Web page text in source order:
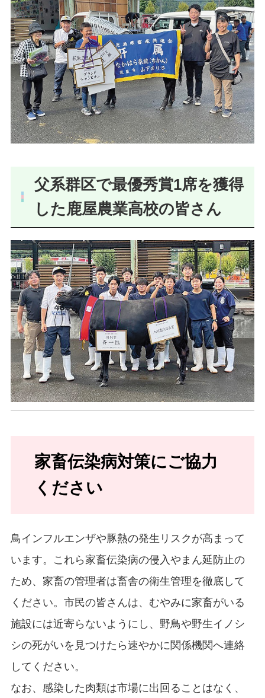
父系群区で最優秀賞1席を獲得
した鹿屋農業高校の皆さん
家畜伝染病対策にご協力
ください
鳥インフルエンザや豚熱の発生リスクが高まって
います。これら家畜伝染病の侵入やまん延防止の
ため、家畜の管理者は畜舎の衛生管理を徹底して
ください。市民の皆さんは、むやみに家畜がいる
施設には近寄らないようにし、野鳥や野生イノシ
シの死がいを見つけたら速やかに関係機関へ連絡
してください。
なお、感染した肉類は市場に出回ることはなく、